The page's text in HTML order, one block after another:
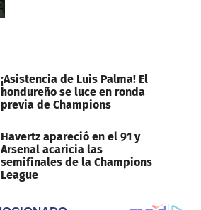
¡Asistencia de Luis Palma! El
hondureño se luce en ronda
previa de Champions
Havertz apareció en el 91 y
Arsenal acaricia las
semifinales de la Champions
League